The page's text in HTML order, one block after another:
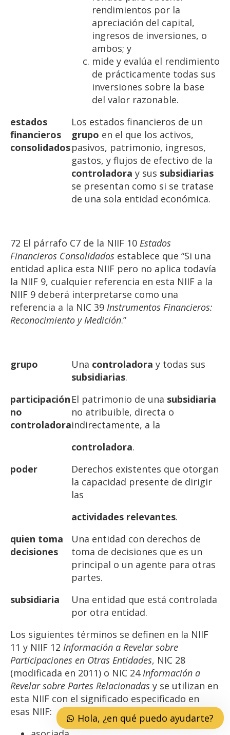
rendimientos por la
apreciación del capital,
ingresos de inversiones, o
ambos; y
mide y evalúa el rendimiento
de prácticamente todas sus
inversiones sobre la base
del valor razonable.
estados
financieros
consolidados
Los estados financieros de un
grupo en el que los activos,
pasivos, patrimonio, ingresos,
gastos, y flujos de efectivo de la
controladora y sus subsidiarias
se presentan como si se tratase
de una sola entidad económica.
72 El párrafo C7 de la NIIF 10 Estados
Financieros Consolidados establece que “Si una
entidad aplica esta NIIF pero no aplica todavía
la NIIF 9, cualquier referencia en esta NIIF a la
NIIF 9 deberá interpretarse como una
referencia a la NIC 39 Instrumentos Financieros:
Reconocimiento y Medición.”
grupo Una controladora y todas sus
subsidiarias.
participación
no
controladora
El patrimonio de una subsidiaria
no atribuible, directa o
indirectamente, a la
controladora.
poder
Derechos existentes que otorgan
la capacidad presente de dirigir
las
actividades relevantes.
quien toma
decisiones
Una entidad con derechos de
toma de decisiones que es un
principal o un agente para otras
partes.
subsidiaria
Una entidad que está controlada
por otra entidad.
Los siguientes términos se definen en la NIIF
11 y NIIF 12 Información a Revelar sobre
Participaciones en Otras Entidades, NIC 28
(modificada en 2011) o NIC 24 Información a
Revelar sobre Partes Relacionadas y se utilizan en
esta NIIF con el significado especificado en
esas NIIF:
Hola, ¿en qué puedo ayudarte?